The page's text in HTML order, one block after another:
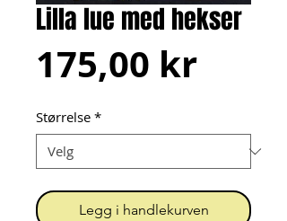
Lilla lue med hekser
175,00 krPris
Størrelse *
Legg i handlekurven